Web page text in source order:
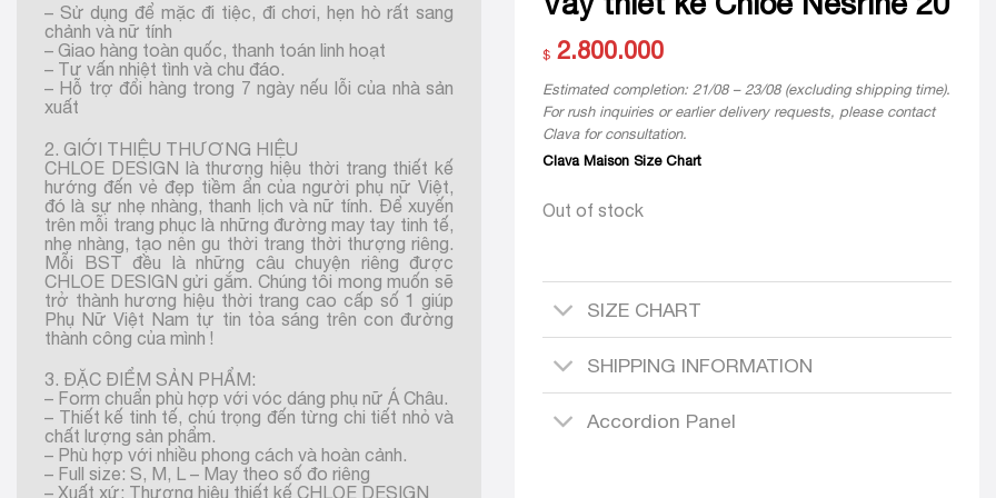
– Sử dụng để mặc đi tiệc, đi chơi, hẹn hò rất sang
chảnh và nữ tính
– Giao hàng toàn quốc, thanh toán linh hoạt
– Tư vấn nhiệt tình và chu đáo.
– Hỗ trợ đổi hàng trong 7 ngày nếu lỗi của nhà sản
xuất
2. GIỚI THIỆU THƯƠNG HIỆU
CHLOE DESIGN là thương hiệu thời trang thiết kế
hướng đến vẻ đẹp tiềm ẩn của người phụ nữ Việt,
đó là sự nhẹ nhàng, thanh lịch và nữ tính. Để xuyến
trên mỗi trang phục là những đường may tay tinh tế,
nhẹ nhàng, tạo nên gu thời trang thời thượng riêng.
Mỗi BST đều là những câu chuyện riêng được
CHLOE DESIGN gửi gắm. Chúng tôi mong muốn sẽ
trở thành hương hiệu thời trang cao cấp số 1 giúp
Phụ Nữ Việt Nam tự tin tỏa sáng trên con đường
thành công của mình !
3. ĐẶC ĐIỂM SẢN PHẨM:
– Form chuẩn phù hợp với vóc dáng phụ nữ Á Châu.
– Thiết kế tinh tế, chú trọng đến từng chi tiết nhỏ và
chất lượng sản phẩm.
– Phù hợp với nhiều phong cách và hoàn cảnh.
– Full size: S, M, L – May theo số đo riêng
– Xuất xứ: Thương hiệu thiết kế CHLOE DESIGN
$ 2.800.000
Estimated completion: 21/08 – 23/08 (excluding shipping time).
For rush inquiries or earlier delivery requests, please contact
Clava for consultation.
Clava Maison Size Chart
Out of stock
SIZE CHART
SHIPPING INFORMATION
Accordion Panel